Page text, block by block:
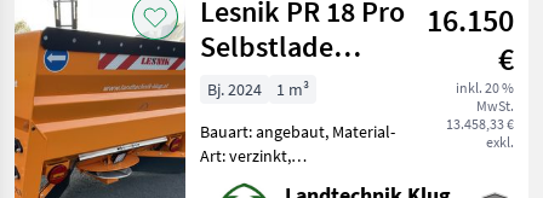
Lesnik PR 18 Pro
Selbstlade
Tellerstreuer
16.150
€
inkl. 20 %
MwSt.
13.458,33 €
exkl.
Bj. 2024
1 m³
Bauart: angebaut, Material-
Art: verzinkt,
Schieberbetätigung: